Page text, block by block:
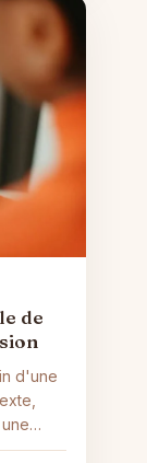
de
d'une